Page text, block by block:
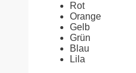
Rot
Orange
Gelb
Grün
Blau
Lila